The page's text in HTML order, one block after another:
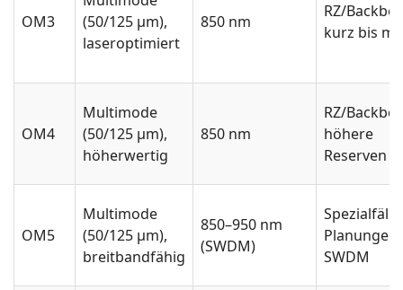
OM3
(50/125 µm),
laseroptimiert
850 nm
RZ/
kurz bis
OM4
Multimode
(50/125 µm),
höherwertig
850 nm
RZ/
höhere
Reserven
OM5
Multimode
(50/125 µm),
breitbandfähig
850–950 nm
(SWDM)
Spezialfälle,
Planungen
SWDM